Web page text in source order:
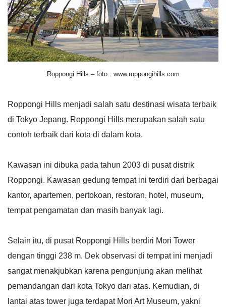
Roppongi Hills – foto : www.roppongihills.com
Roppongi Hills menjadi salah satu destinasi wisata terbaik
di Tokyo Jepang. Roppongi Hills merupakan salah satu
contoh terbaik dari kota di dalam kota.
Kawasan ini dibuka pada tahun 2003 di pusat distrik
Roppongi. Kawasan gedung tempat ini terdiri dari berbagai
kantor, apartemen, pertokoan, restoran, hotel, museum,
tempat pengamatan dan masih banyak lagi.
Selain itu, di pusat Roppongi Hills berdiri Mori Tower
dengan tinggi 238 m. Dek observasi di tempat ini menjadi
sangat menakjubkan karena pengunjung akan melihat
pemandangan dari kota Tokyo dari atas. Kemudian, di
lantai atas tower juga terdapat Mori Art Museum, yakni